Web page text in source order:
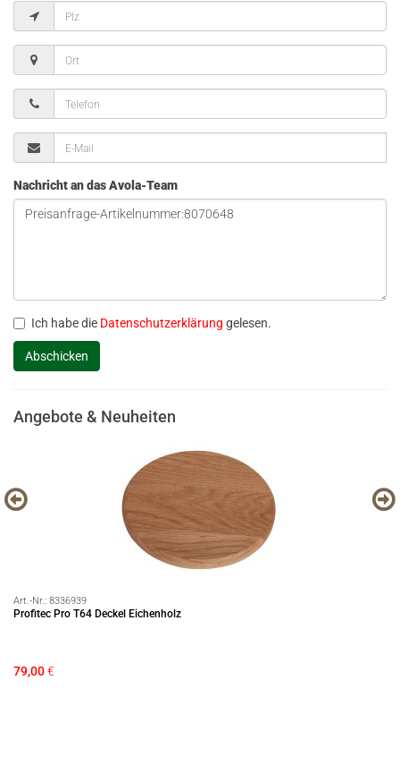
Nachricht an das Avola-Team
Ich habe die Datenschutzerklärung gelesen.
Angebote & Neuheiten
Art.-Nr.: 8336939
Profitec Pro T64 Deckel Eichenholz
79,00€